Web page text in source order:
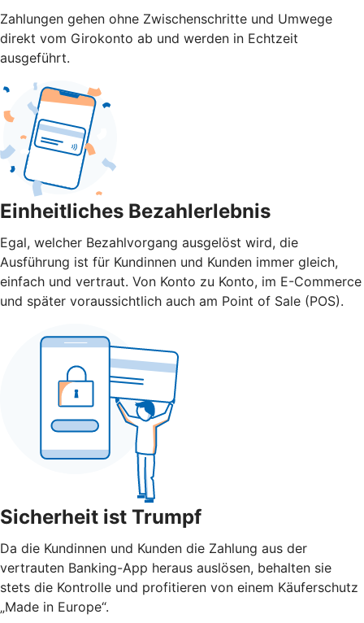
Zahlungen gehen ohne Zwischenschritte und Umwege
direkt vom Girokonto ab und werden in Echtzeit
ausgeführt.
Einheitliches Bezahlerlebnis
Egal, welcher Bezahlvorgang ausgelöst wird, die
Ausführung ist für Kundinnen und Kunden immer gleich,
einfach und vertraut. Von Konto zu Konto, im E-Commerce
und später voraussichtlich auch am Point of Sale (POS).
Sicherheit ist Trumpf
Da die Kundinnen und Kunden die Zahlung aus der
vertrauten Banking-App heraus auslösen, behalten sie
stets die Kontrolle und profitieren von einem Käuferschutz
„Made in Europe“.